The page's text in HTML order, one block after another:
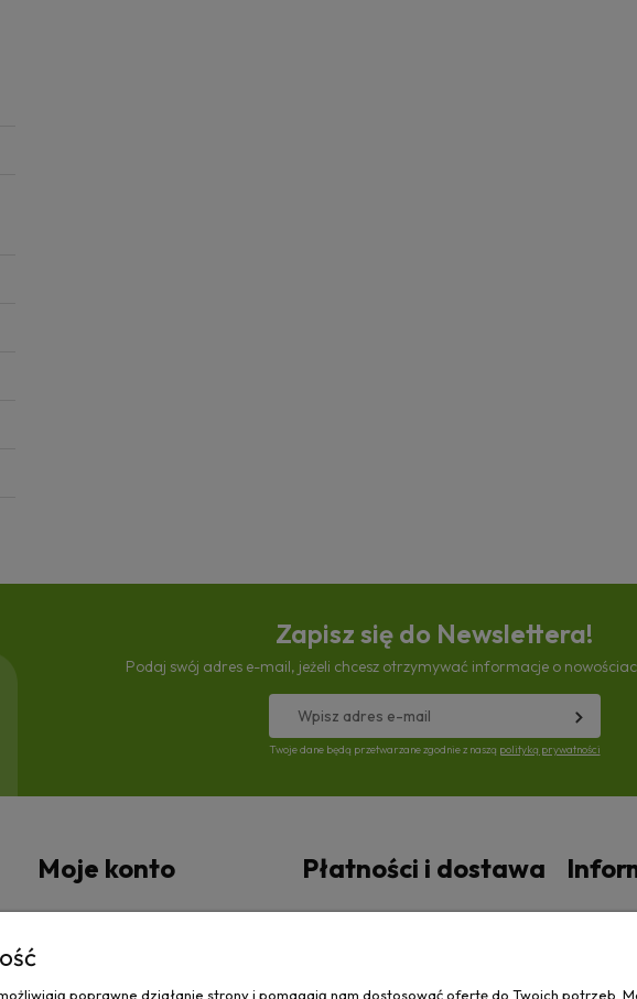
Zapisz się do Newslettera!
Podaj swój adres e-mail, jeżeli chcesz otrzymywać informacje o
Twoje dane będą przetwarzane zgodnie z naszą polityką prywatności
Moje konto Płatności i dostawa
poprawne działanie strony i pomagają nam dostosować ofertę do Twoich potrzeb.